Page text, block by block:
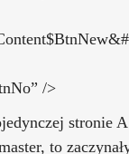
/>
stronie
to